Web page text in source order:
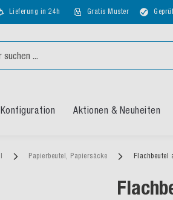
Lieferung in 24h Gratis Muster
Aktionen & Neuheiten
Papierbeutel, Papiersäcke Flachbeutel